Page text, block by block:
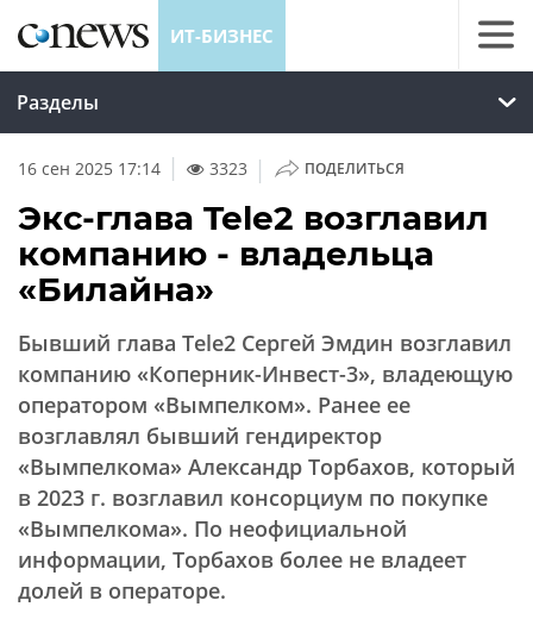
ИТ-БИЗНЕС
Разделы
16 сен 2025 17:14 3323 | ПОДЕЛИТЬСЯ
Экс-глава Tele2 возглавил
компанию - владельца
«Билайна»
Бывший глава Tele2 Сергей Эмдин возглавил
компанию «Коперник-Инвест-3», владеющую
оператором «Вымпелком». Ранее ее
возглавлял бывший гендиректор
«Вымпелкома» Александр Торбахов, который
в 2023 г. возглавил консорциум по покупке
«Вымпелкома». По неофициальной
информации, Торбахов более не владеет
долей в операторе.